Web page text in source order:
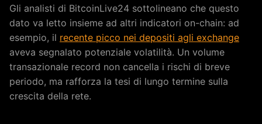
Gli analisti di BitcoinLive24 sottolineano che questo
dato va letto insieme ad altri indicatori on-chain: ad
esempio, il recente picco nei depositi agli exchange
aveva segnalato potenziale volatilità. Un volume
transazionale record non cancella i rischi di breve
periodo, ma rafforza la tesi di lungo termine sulla
crescita della rete.